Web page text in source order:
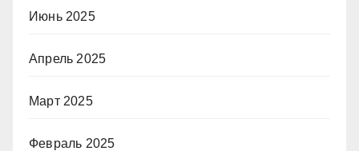
Июнь 2025
Апрель 2025
Март 2025
Февраль 2025